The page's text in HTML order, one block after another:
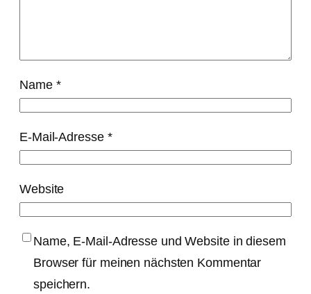
Name *
E-Mail-Adresse *
Website
Name, E-Mail-Adresse und Website in diesem
Browser für meinen nächsten Kommentar
speichern.